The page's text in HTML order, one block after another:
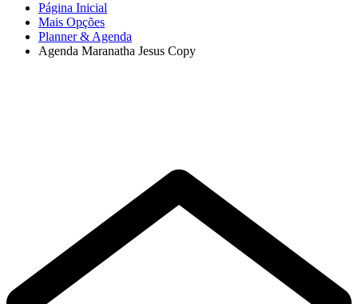
Página Inicial
Mais Opções
Planner & Agenda
Agenda Maranatha Jesus Copy